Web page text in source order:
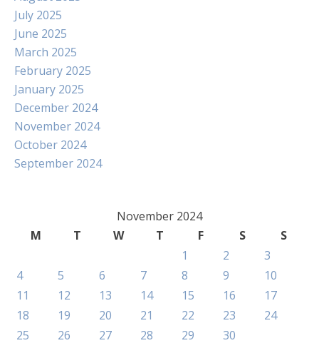
July 2025
June 2025
March 2025
February 2025
January 2025
December 2024
November 2024
October 2024
September 2024
November 2024
M
T W T F S
S
1
2
3
4
5 6 7 8 9
10
11
12 13 14 15 16
17
18
19 20 21 22 23
24
25
26 27 28 29 30